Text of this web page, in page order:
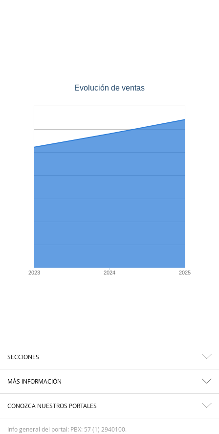
Evolución de ventas
2023 2024 2025
SECCIONES
MÁS INFORMACIÓN
CONOZCA NUESTROS PORTALES
Info general del portal: PBX: 57 (1) 2940100.